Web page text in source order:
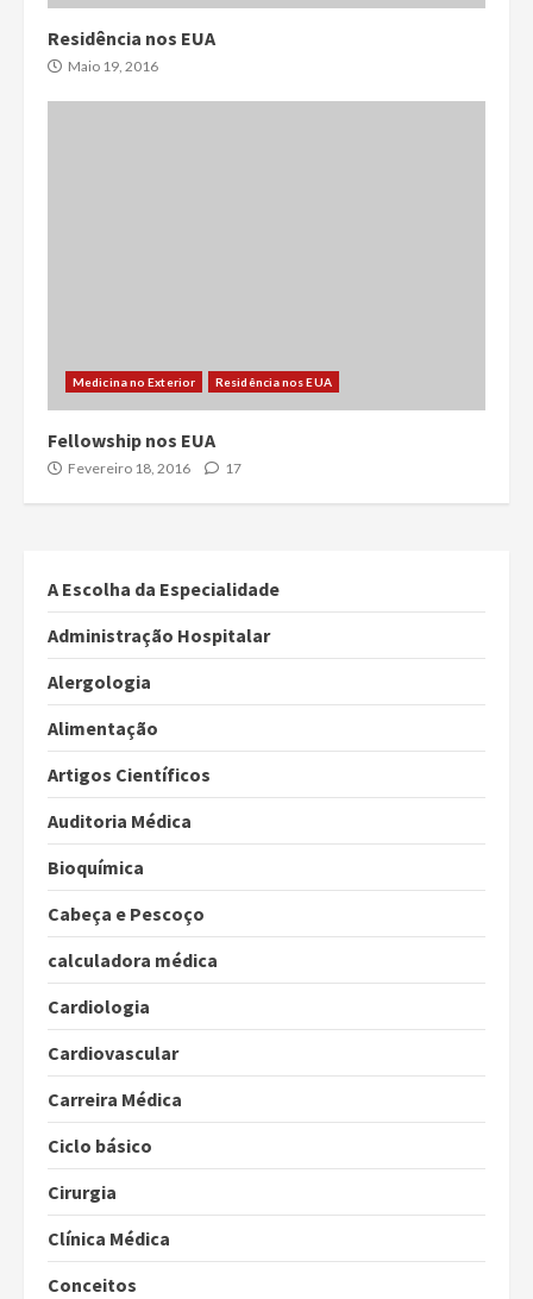
Residência nos EUA
Maio 19, 2016
Medicina no Exterior Residência nos EUA
Fellowship nos EUA
Fevereiro 18, 2016 17
A Escolha da Especialidade
Administração Hospitalar
Alergologia
Alimentação
Artigos Científicos
Auditoria Médica
Bioquímica
Cabeça e Pescoço
calculadora médica
Cardiologia
Cardiovascular
Carreira Médica
Ciclo básico
Cirurgia
Clínica Médica
Conceitos